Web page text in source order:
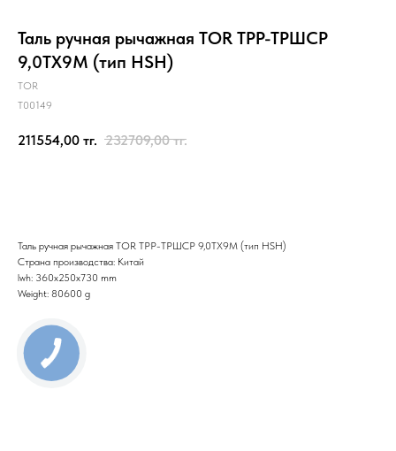
Таль ручная рычажная TOR ТРР-ТРШСР
9,0ТХ9М (тип HSH)
TOR
T00149
211554,00 тг. 232709,00 тг.
Таль ручная рычажная TOR ТРР-ТРШСР 9,0ТХ9М (тип HSH)
Страна производства: Китай
lwh: 360x250x730 mm
Weight: 80600 g